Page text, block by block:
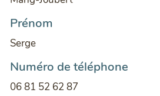
Prénom
Serge
Numéro de téléphone
06 81 52 62 87